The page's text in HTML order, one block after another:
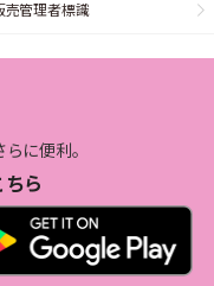
売管理者標識
に便利。
ら